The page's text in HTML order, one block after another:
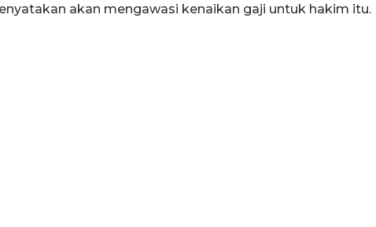
akan mengawasi kenaikan gaji untuk hakim itu.